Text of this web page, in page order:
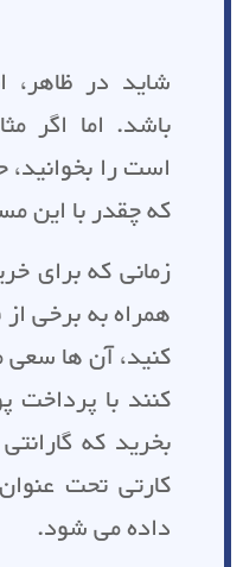
شاید در ظاهر،
باشد. اما اگر
است را
که چقدر با این
زمانی که برای
همراه به برخی
کنید، آن ها سعی
کنند با پرداخت
بخرید که
کارتی تحت
داده می شود.